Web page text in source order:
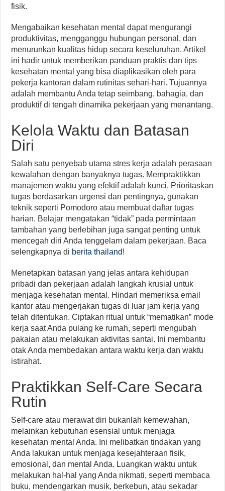
fisik.
Mengabaikan kesehatan mental dapat mengurangi
produktivitas, mengganggu hubungan personal, dan
menurunkan kualitas hidup secara keseluruhan. Artikel
ini hadir untuk memberikan panduan praktis dan tips
kesehatan mental yang bisa diaplikasikan oleh para
pekerja kantoran dalam rutinitas sehari-hari. Tujuannya
adalah membantu Anda tetap seimbang, bahagia, dan
produktif di tengah dinamika pekerjaan yang menantang.
Kelola Waktu dan Batasan
Diri
Salah satu penyebab utama stres kerja adalah perasaan
kewalahan dengan banyaknya tugas. Mempraktikkan
manajemen waktu yang efektif adalah kunci. Prioritaskan
tugas berdasarkan urgensi dan pentingnya, gunakan
teknik seperti Pomodoro atau membuat daftar tugas
harian. Belajar mengatakan “tidak” pada permintaan
tambahan yang berlebihan juga sangat penting untuk
mencegah diri Anda tenggelam dalam pekerjaan. Baca
selengkapnya di berita thailand!
Menetapkan batasan yang jelas antara kehidupan
pribadi dan pekerjaan adalah langkah krusial untuk
menjaga kesehatan mental. Hindari memeriksa email
kantor atau mengerjakan tugas di luar jam kerja yang
telah ditentukan. Ciptakan ritual untuk “mematikan” mode
kerja saat Anda pulang ke rumah, seperti mengubah
pakaian atau melakukan aktivitas santai. Ini membantu
otak Anda membedakan antara waktu kerja dan waktu
istirahat.
Praktikkan Self-Care Secara
Rutin
Self-care atau merawat diri bukanlah kemewahan,
melainkan kebutuhan esensial untuk menjaga
kesehatan mental Anda. Ini melibatkan tindakan yang
Anda lakukan untuk menjaga kesejahteraan fisik,
emosional, dan mental Anda. Luangkan waktu untuk
melakukan hal-hal yang Anda nikmati, seperti membaca
buku, mendengarkan musik, berkebun, atau sekadar